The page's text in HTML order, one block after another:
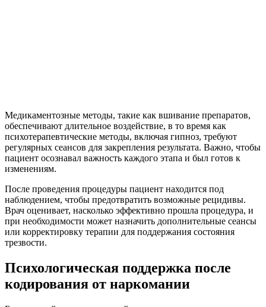
Медикаментозные методы, такие как вшивание препаратов,
обеспечивают длительное воздействие, в то время как
психотерапевтические методы, включая гипноз, требуют
регулярных сеансов для закрепления результата. Важно, чтобы
пациент осознавал важность каждого этапа и был готов к
изменениям.
После проведения процедуры пациент находится под
наблюдением, чтобы предотвратить возможные рецидивы.
Врач оценивает, насколько эффективно прошла процедура, и
при необходимости может назначить дополнительные сеансы
или корректировку терапии для поддержания состояния
трезвости.
Психологическая поддержка после
кодирования от наркомании